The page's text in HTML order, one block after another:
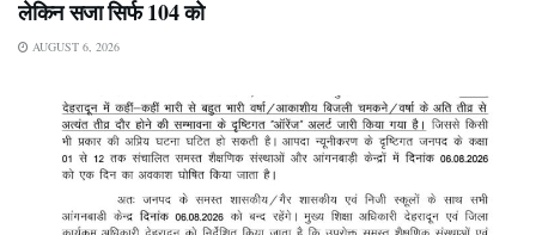
लेकिन सजा सिर्फ 104 को
AUGUST 6, 2026